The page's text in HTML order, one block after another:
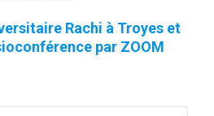
Rachi à Troyes et
par ZOOM